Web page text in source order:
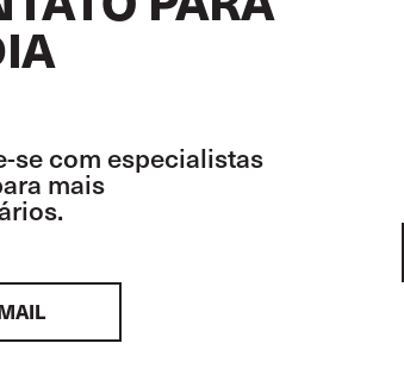
se com especialistas
mais